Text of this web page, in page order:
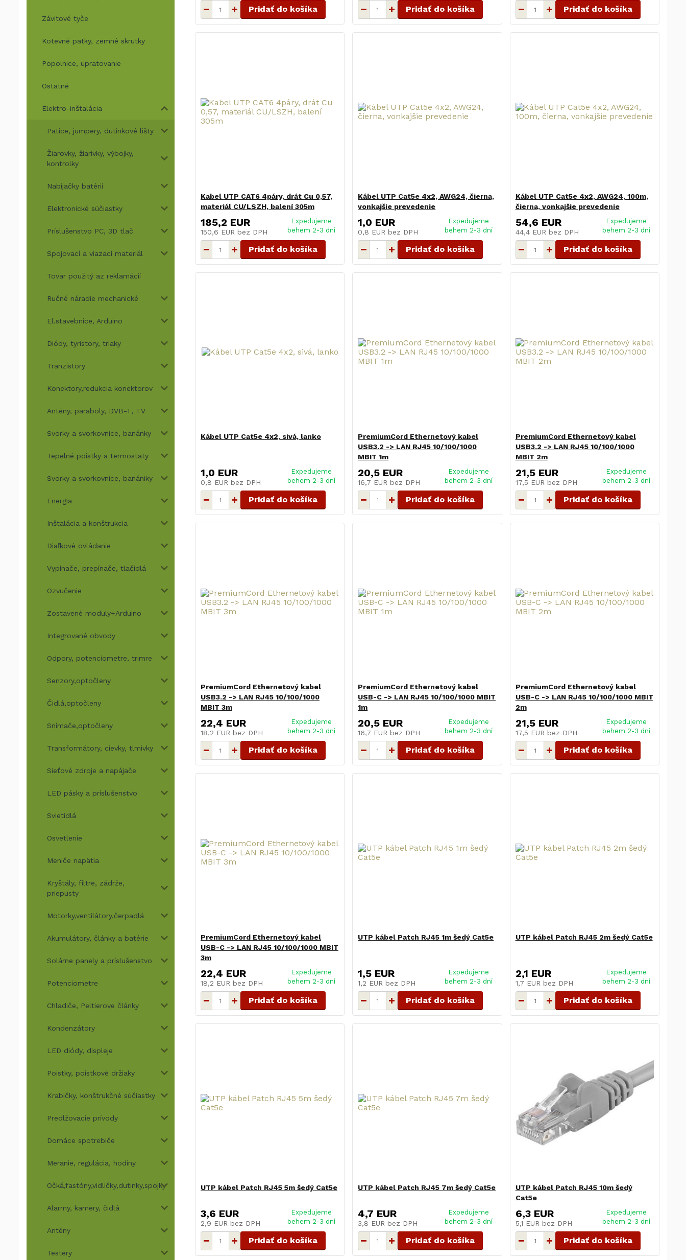
Závitové tyče
Kotevné pätky, zemné skrutky
Popolnice, upratovanie
Ostatné
Elektro-inštalácia
Patice, jumpery, dutinkové lišty
Žiarovky, žiarivky, výbojky,
kontrolky
Nabíjačky batérií
Elektronické súčiastky
Príslušenstvo PC, 3D tlač
Spojovací a viazací materiál
Tovar použitý az reklamácií
Ručné náradie mechanické
El.stavebnice, Arduino
Diódy, tyristory, triaky
Tranzistory
Konektory,redukcia konektorov
Antény, paraboly, DVB-T, TV
Svorky a svorkovnice, banánky
Tepelné poistky a termostaty
Svorky a svorkovnice, banániky
Energia
Inštalácia a konštrukcia
Diaľkové ovládanie
Vypínače, prepínače, tlačidlá
Ozvučenie
Zostavené moduly+Arduino
Integrované obvody
Odpory, potenciometre, trimre
Senzory,optočleny
Čidlá,optočleny
Snímače,optočleny
Transformátory, cievky, tlmivky
Sieťové zdroje a napájače
LED pásky a príslušenstvo
Svietidlá
Osvetlenie
Meniče napätia
Kryštály, filtre, zádrže,
priepusty
Motorky,ventilátory,čerpadlá
Akumulátory, články a batérie
Solárne panely a príslušenstvo
Potenciometre
Chladiče, Peltierove články
Kondenzátory
LED diódy, displeje
Poistky, poistkové držiaky
Krabičky, konštrukčné súčiastky
Predlžovacie prívody
Domáce spotrebiče
Meranie, regulácia, hodiny
Očká,fastóny,vidličky,dutinky,spojky
Alarmy, kamery, čidlá
Antény
Testery
Pridať do košíka Pridať do košíka Pridať do košíka
Kabel UTP CAT6 4páry, drát Cu 0,57,
materiál CU/LSZH, balení 305m
185,2 EUR
150,6 EUR bez DPH
Expedujeme
behem 2-3 dní
Pridať do košíka
Kábel UTP Cat5e 4x2, AWG24, čierna,
vonkajšie prevedenie
1,0 EUR
0,8 EUR bez DPH
Expedujeme
behem 2-3 dní
Pridať do košíka
Kábel UTP Cat5e 4x2, AWG24, 100m,
čierna, vonkajšie prevedenie
54,6 EUR
44,4 EUR bez DPH
Expedujeme
behem 2-3 dní
Pridať do košíka
Kábel UTP Cat5e 4x2, sivá, lanko
1,0 EUR
0,8 EUR bez DPH
Expedujeme
behem 2-3 dní
Pridať do košíka
PremiumCord Ethernetový kabel
USB3.2 -> LAN RJ45 10/100/1000
MBIT 1m
20,5 EUR
16,7 EUR bez DPH
Expedujeme
behem 2-3 dní
Pridať do košíka
PremiumCord Ethernetový kabel
USB3.2 -> LAN RJ45 10/100/1000
MBIT 2m
21,5 EUR
17,5 EUR bez DPH
Expedujeme
behem 2-3 dní
Pridať do košíka
PremiumCord Ethernetový kabel
USB3.2 -> LAN RJ45 10/100/1000
MBIT 3m
22,4 EUR
18,2 EUR bez DPH
Expedujeme
behem 2-3 dní
Pridať do košíka
PremiumCord Ethernetový kabel
USB-C -> LAN RJ45 10/100/1000 MBIT
1m
20,5 EUR
16,7 EUR bez DPH
Expedujeme
behem 2-3 dní
Pridať do košíka
PremiumCord Ethernetový kabel
USB-C -> LAN RJ45 10/100/1000 MBIT
2m
21,5 EUR
17,5 EUR bez DPH
Expedujeme
behem 2-3 dní
Pridať do košíka
PremiumCord Ethernetový kabel
USB-C -> LAN RJ45 10/100/1000 MBIT
3m
22,4 EUR
18,2 EUR bez DPH
Expedujeme
behem 2-3 dní
Pridať do košíka
UTP kábel Patch RJ45 1m šedý Cat5e
1,5 EUR
1,2 EUR bez DPH
Expedujeme
behem 2-3 dní
Pridať do košíka
UTP kábel Patch RJ45 2m šedý Cat5e
2,1 EUR
1,7 EUR bez DPH
Expedujeme
behem 2-3 dní
Pridať do košíka
UTP kábel Patch RJ45 5m šedý Cat5e
3,6 EUR
2,9 EUR bez DPH
Expedujeme
behem 2-3 dní
Pridať do košíka
UTP kábel Patch RJ45 7m šedý Cat5e
4,7 EUR
3,8 EUR bez DPH
Expedujeme
behem 2-3 dní
Pridať do košíka
UTP kábel Patch RJ45 10m šedý
Cat5e
6,3 EUR
5,1 EUR bez DPH
Expedujeme
behem 2-3 dní
Pridať do košíka